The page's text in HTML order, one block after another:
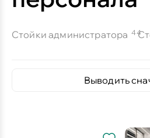
Стойки администратора 44
Выводить